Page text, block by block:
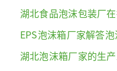
湖北食品泡沫包装厂
EPS泡沫箱厂家解答
湖北泡沫箱厂家的生